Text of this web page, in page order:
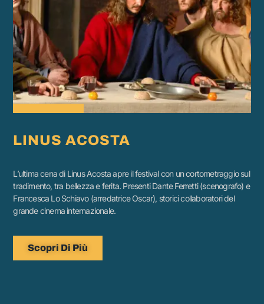
LINUS ACOSTA
L’ultima cena di Linus Acosta apre il festival con un cortometraggio sul
tradimento, tra bellezza e ferita. Presenti Dante Ferretti (scenografo) e
Francesca Lo Schiavo (arredatrice Oscar), storici collaboratori del
grande cinema internazionale.
Scopri Di Più